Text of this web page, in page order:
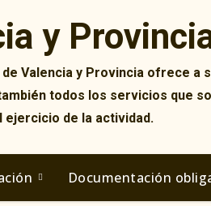
y
Valencia y Provincia ofrece a
todos los servicios que
ejercicio de la actividad.
Documentación